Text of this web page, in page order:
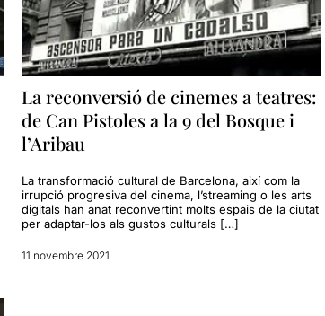
La reconversió de cinemes a teatres:
de Can Pistoles a la 9 del Bosque i
l’Aribau
La transformació cultural de Barcelona, així com la
irrupció progresiva del cinema, l’streaming o les arts
digitals han anat reconvertint molts espais de la ciutat
per adaptar-los als gustos culturals […]
11 novembre 2021